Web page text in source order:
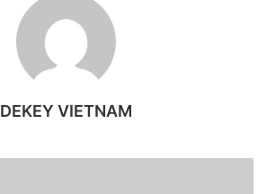
DEKEY VIETNAM